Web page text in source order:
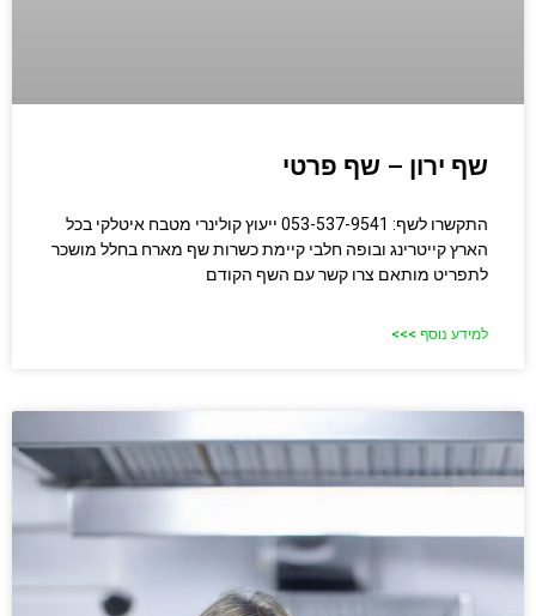
שף ירון – שף פרטי
התקשרו לשף: 053-537-9541 ייעוץ קולינרי מטבח איטלקי בכל
הארץ קייטרינג ובופה חלבי קיימת כשרות שף מארח בחלל מושכר
לתפריט מותאם צרו קשר עם השף הקודם
למידע נוסף >>>